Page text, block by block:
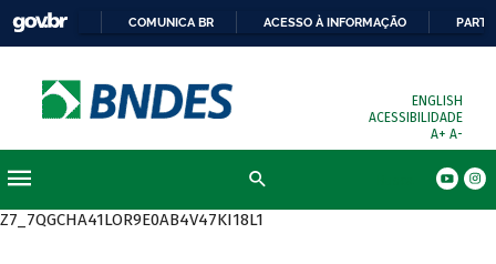
COMUNICA BR ACESSO À INFORMAÇÃO
ENGLISH
ACESSIBILIDADE
A+ A-
Z7_7QGCHA41LOR9E0AB4V47KI18L1